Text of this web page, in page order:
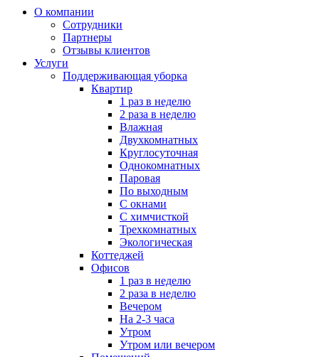
О компании
Сотрудники
Партнеры
Отзывы клиентов
Услуги
Поддерживающая уборка
Квартир
1 раз в неделю
2 раза в неделю
Влажная
Двухкомнатных
Круглосуточная
Однокомнатных
Паровая
По выходным
С окнами
С химчисткой
Трехкомнатных
Экологическая
Коттеджей
Офисов
1 раз в неделю
2 раза в неделю
Вечером
На 2-3 часа
Утром
Утром или вечером